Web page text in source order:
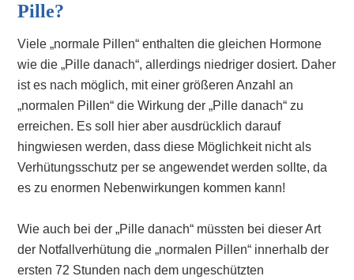
Pille?
Viele „normale Pillen“ enthalten die gleichen Hormone
wie die „Pille danach“, allerdings niedriger dosiert. Daher
ist es nach möglich, mit einer größeren Anzahl an
„normalen Pillen“ die Wirkung der „Pille danach“ zu
erreichen. Es soll hier aber ausdrücklich darauf
hingwiesen werden, dass diese Möglichkeit nicht als
Verhütungsschutz per se angewendet werden sollte, da
es zu enormen Nebenwirkungen kommen kann!
Wie auch bei der „Pille danach“ müssten bei dieser Art
der Notfallverhütung die „normalen Pillen“ innerhalb der
ersten 72 Stunden nach dem ungeschützten